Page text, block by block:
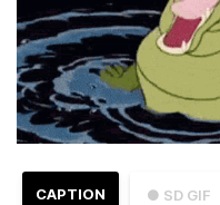
● SD GIF
CAPTION